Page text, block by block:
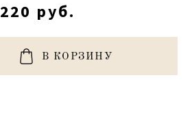
220 руб.
В КОРЗИНУ